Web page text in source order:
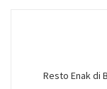
Resto Enak di